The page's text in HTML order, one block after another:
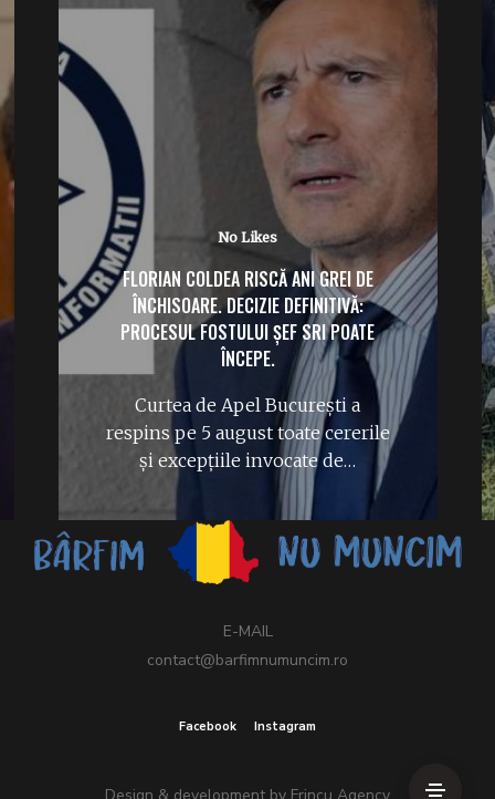
No Likes
FLORIAN COLDEA RISCĂ ANI GREI DE
ÎNCHISOARE. DECIZIE DEFINITIVĂ:
PROCESUL FOSTULUI ȘEF SRI POATE
ÎNCEPE.
Curtea de Apel București a
respins pe 5 august toate cererile
și excepțiile invocate de…
E-MAIL
contact@barfimnumuncim.ro
Facebook Instagram